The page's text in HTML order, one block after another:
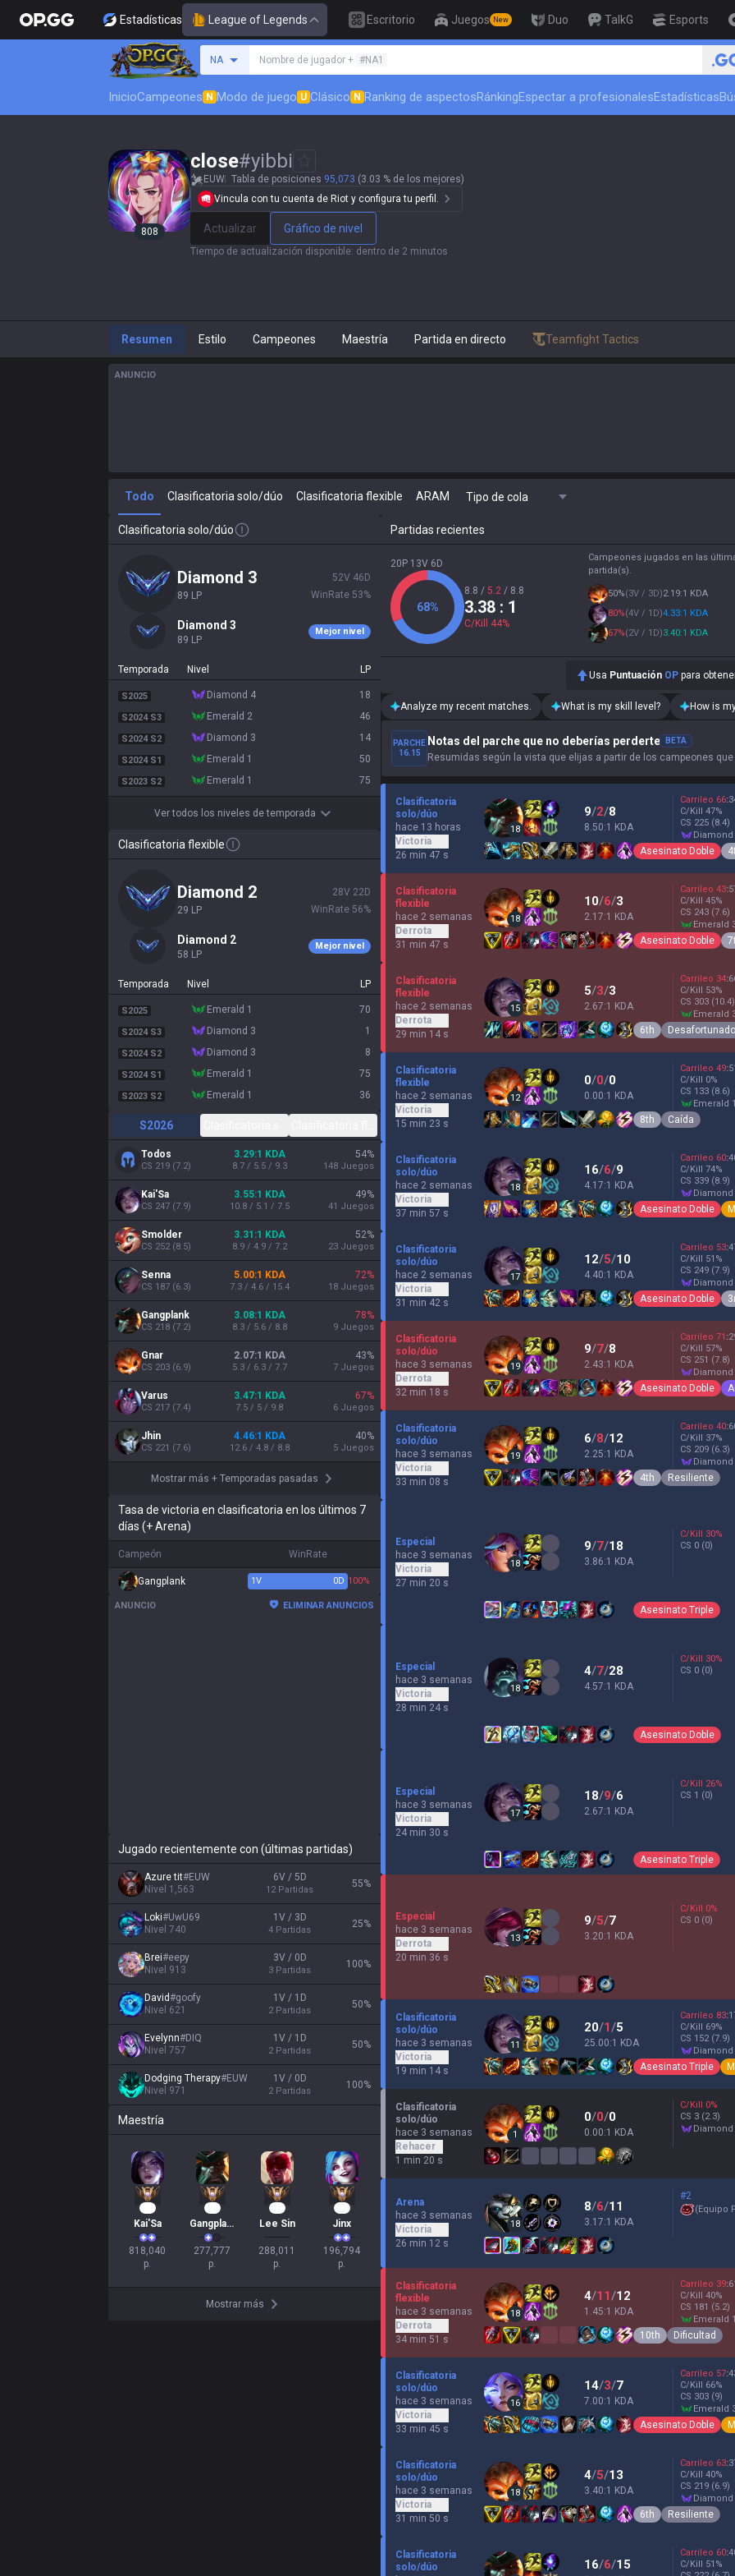
Estadísticas League of Legends Escritorio Juegos New Duo TalkG Esports
NA
Busca un invocador
Nombre de jugador + #NA1 🏆 Rank Up in 3 Days! Challenger
InicioCampeones N Modo de juego U Clásico N Ranking de aspectosRánkingEspectar a profesionalesEstadísticas
808
close#yibbi
EUW Tabla de posiciones 95,073 (3.03 % de los mejores)
Vincula con tu cuenta de Riot y configura tu perfil.
Actualizar Gráfico de nivel
Tiempo de actualización disponible: dentro de 2 minutos
Resumen Estilo Campeones Maestría Partida en directo Teamfight Tactics
ANUNCIO
Todo Clasificatoria solo/dúo Clasificatoria flexible ARAM Tipo de cola
Clasificatoria solo/dúo
diamond 3
89 LP
52V 46 D
WinRate 53%
diamond 3
89 LP
Mejor nivel
Temporada Nivel LP
S2025 diamond 4 18
S2024 S3 emerald 2 46
S2024 S2 diamond 3 14
S2024 S1 emerald 1 50
S2023 S2 emerald 1 75
Ver todos los niveles de temporada
Clasificatoria flexible
diamond 2
29 LP
28V 22D
WinRate 56%
diamond 2
58 LP
Mejor nivel
Temporada Nivel LP
S2025 emerald 1 70
S2024 S3 diamond 3 1
S2024 S2 diamond 3 8
S2024 S1 emerald 1 75
S2023 S2 emerald 1 36
S2026 Clasificatoria flexible
Todos
CS 219 (7.2)
3.29:1 KDA
8.7 / 5.5 / 9.3
54%
148 Juegos
Kai'Sa
CS 247 (7.9)
3.55:1 KDA
10.8 / 5.1 / 7.5
49%
41 Juegos
Smolder
CS 252(8.5)
3.31:1 KDA
8.9 / 4.9 / 7.2
52%
23 Juegos
Senna
CS 187 (6.3)
5.00:1 KDA
7.3 / 4.6 / 15.4
72%
18 Juegos
Gangplank
CS 218 (7.2)
3.08:1 KDA
8.3 / 5.6 / 8.8
78%
9 Juegos
Gnar
CS 203 (6.9)
2.07:1 KDA
5.3 / 6.3 / 7.7
43%
7 Juegos
Varus
CS 217 (7.4)
3.47:1 KDA
7.5 / 5 / 9.8
67%
6 Juegos
Jhin
CS 221 (7.6)
4.46:1 KDA
12.6 / 4.8 / 8.8
40%
5 Juegos
Mostrar más + Temporadas pasadas
Tasa de victoria en clasificatoria en los últimos 7
días (+ Arena)
Campeón WinRate
Gangplank 1V 0D 100%
ANUNCIO ELIMINAR ANUNCIOS
Jugado recientemente con (últimas partidas)
Azure tit#EUW
Nivel 1,563
6V / 5D
12 Partidas
55%
Loki#UwU69
Nivel 740
1V / 3D
4 Partidas
25%
Brei#eepy
Nivel 913
3V / 0D
3 Partidas
100%
David#goofy
Nivel 621
1V / 1D
2 Partidas
50%
Evelynn#DIQ
Nivel 757
1V / 1D
2 Partidas
50%
Dodging Therapy#EUW
Nivel 971
1V / 0D
2 Partidas
100%
Maestría
Kai'Sa
818,040
p.
Gangplank
277,777
p.
Lee Sin
288,011
p.
Jinx
196,794
p.
Mostrar más
Partidas recientes
20P 13V 6D
68%
8.8 / 5.2 / 8.8
3.38 : 1
C/Kill 44%
Campeones jugados en las
partida(s).
50%(3V / 3D)2.19:1 KDA
80%(4V / 1D)4.33:1 KDA
67%(2V / 1D)3.40:1 KDA
Usa Puntuación OP para
Analyze my recent matches. What is my skill level? How is
PARCHE
16.15
Notas del parche que no deberías perderte BETA
Resumidas según la vista que elijas a partir de los campeones
Clasificatoria
solo/dúo
hace 13 horas
Victoria
26 min 47 s
18
9/2/8
8.50:1 KDA
Carrileo 66:
C/Kill 47%
CS 225 (8.4)
Asesinato Doble
Clasificatoria
flexible
hace 2 semanas
Derrota
31 min 47 s
18
10/6/3
2.17:1 KDA
Carrileo 43:
C/Kill 45%
CS 243 (7.6)
emerald
Asesinato Doble
Clasificatoria
flexible
hace 2 semanas
Derrota
29 min 14 s
15
5/3/3
2.67:1 KDA
Carrileo 34:
C/Kill 53%
CS 303 (10.4)
emerald
6th Desafortunado
Clasificatoria
flexible
hace 2 semanas
Victoria
15 min 23 s
12
0/0/0
0.00:1 KDA
Carrileo 49:
C/Kill 0%
CS 133 (8.6)
emerald 1
8th Caída
Clasificatoria
solo/dúo
hace 2 semanas
Victoria
37 min 57 s
18
16/6/9
4.17:1 KDA
Carrileo 60:
C/Kill 74%
CS 339 (8.9)
Asesinato Doble
Clasificatoria
solo/dúo
hace 2 semanas
Victoria
31 min 42 s
17
12/5/10
4.40:1 KDA
Carrileo 53:
C/Kill 51 %
CS 249 (7.9)
Asesinato Doble
Clasificatoria
solo/dúo
hace 3 semanas
Derrota
32 min 18 s
19
9/7/8
2.43:1 KDA
Carrileo 71 :
C/Kill 57%
CS 251 (7.8)
Asesinato Doble
Clasificatoria
solo/dúo
hace 3 semanas
Victoria
33 min 08 s
19
6/8/12
2.25:1 KDA
Carrileo 40:
C/Kill 37%
CS 209 (6.3)
4th Resiliente
Especial
hace 3 semanas
Victoria
27 min 20 s
18
9/7/18
3.86:1 KDA
C/Kill 30%
CS 0 (0)
Asesinato Triple
Especial
hace 3 semanas
Victoria
28 min 24 s
18
4/7/28
4.57:1 KDA
C/Kill 30%
CS 0 (0)
Asesinato Doble
Especial
hace 3 semanas
Victoria
24 min 30 s
17
18/9/6
2.67:1 KDA
C/Kill 26%
CS 1 (0)
Asesinato Triple
Especial
hace 3 semanas
Derrota
20 min 36 s
13
9/5/7
3.20:1 KDA
C/Kill 0%
CS 0 (0)
Clasificatoria
solo/dúo
hace 3 semanas
Victoria
19 min 14 s
11
20/1/5
25.00:1 KDA
Carrileo 83:
C/Kill 69%
CS 152 (7.9)
Asesinato Triple
Clasificatoria
solo/dúo
hace 3 semanas
Rehacer
1 min 20 s
1
0/0/0
0.00:1 KDA
C/Kill 0%
CS 3 (2.3)
Arena
hace 3 semanas
Victoria
26 min 12 s
18
8/6/11
3.17:1 KDA
#2
(Equipo
Clasificatoria
flexible
hace 3 semanas
Derrota
34 min 51 s
18
4/11/12
1.45:1 KDA
Carrileo 39:
C/Kill 40%
CS 181 (5.2)
emerald 1
10th Dificultad
Clasificatoria
solo/dúo
hace 3 semanas
Victoria
33 min 45 s
16
14/3/7
7.00:1 KDA
Carrileo 57:
C/Kill 66%
CS 303 (9)
emerald
Asesinato Doble
Clasificatoria
solo/dúo
hace 3 semanas
Victoria
31 min 50 s
18
4/5/13
3.40:1 KDA
Carrileo 63:
C/Kill 40%
CS 219 (6.9)
6th Resiliente
Clasificatoria
solo/dúo
16/6/15
Carrileo 60:
C/Kill 51 %